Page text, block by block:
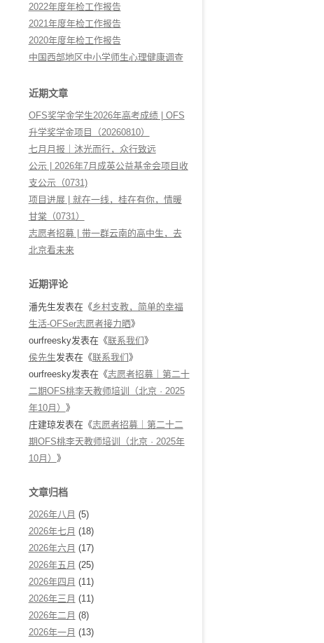
2022年度年检工作报告
2021年度年检工作报告
2020年度年检工作报告
中国西部地区中小学师生心理健康调查
近期文章
OFS奖学金学生2026年高考成绩 | OFS
升学奖学金项目（20260810）
七月月报｜沐光而行，众行致远
公示 | 2026年7月成英公益基金会项目收
支公示（0731)
项目进展 | 就在一线，桂在有你，情暖
甘棠（0731）
志愿者招募 | 带一群云南的高中生，去
北京看未来
近期评论
潘先生发表在《乡村支教，简单的幸福
生活-OFSer志愿者接力晒》
ourfreesky发表在《联系我们 》
侯先生发表在《联系我们 》
ourfreesky发表在《志愿者招募｜第二十
二期OFS桃李天教师培训（北京 · 2025
年10月） 》
庄建琼发表在《志愿者招募｜第二十二
期OFS桃李天教师培训（北京 · 2025年
10月） 》
文章归档
2026年八月 (5)
2026年七月 (18)
2026年六月 (17)
2026年五月 (25)
2026年四月 (11)
2026年三月 (11)
2026年二月 (8)
2026年一月 (13)